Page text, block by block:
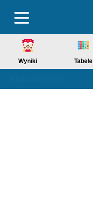
Wyniki Tabele